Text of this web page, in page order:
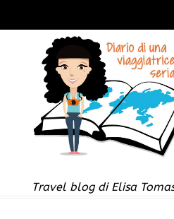
Travel blog di Elisa